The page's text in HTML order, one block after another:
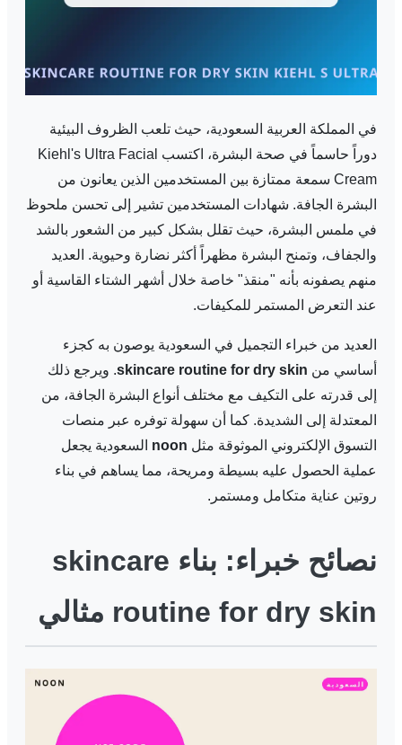
في المملكة العربية السعودية، حيث تلعب الظروف البيئية
دوراً حاسماً في صحة البشرة، اكتسب Kiehl's Ultra Facial
Cream سمعة ممتازة بين المستخدمين الذين يعانون من
البشرة الجافة. شهادات المستخدمين تشير إلى تحسن ملحوظ
في ملمس البشرة، حيث تقلل بشكل كبير من الشعور بالشد
والجفاف، وتمنح البشرة مظهراً أكثر نضارة وحيوية. العديد
منهم يصفونه بأنه "منقذ" خاصة خلال أشهر الشتاء القاسية أو
عند التعرض المستمر للمكيفات.
العديد من خبراء التجميل في السعودية يوصون به كجزء
أساسي من skincare routine for dry skin. ويرجع ذلك
إلى قدرته على التكيف مع مختلف أنواع البشرة الجافة، من
المعتدلة إلى الشديدة. كما أن سهولة توفره عبر منصات
التسوق الإلكتروني الموثوقة مثل noon السعودية يجعل
عملية الحصول عليه بسيطة ومريحة، مما يساهم في بناء
روتين عناية متكامل ومستمر.
نصائح خبراء: بناء skincare
routine for dry skin مثالي